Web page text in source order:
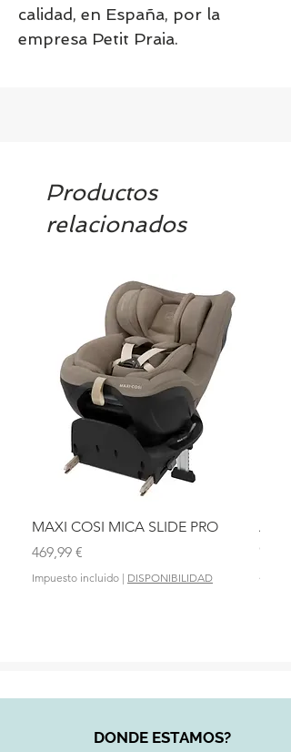
calidad, en España, por la
empresa Petit Praia.
Productos
relacionados
MAXI COSI MICA SLIDE PRO
Precio
469,99 €
Impuesto incluido | DISPONIBILIDAD
DONDE ESTAMOS?